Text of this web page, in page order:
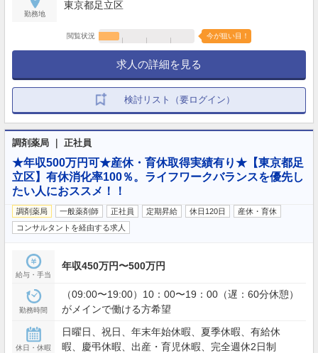
勤務地
東京都足立区
閲覧状況 今が狙い目！
求人の詳細を見る
検討リスト（要ログイン）
調剤薬局 ｜ 正社員
★年収500万円可★産休・育休取得実績有り★【東京都足
立区】有休消化率100％。ライフワークバランスを優先し
たい人におススメ！！
調剤薬局 一般薬剤師 正社員 定期昇給 休日120日
産休・育休
コンサルタントを経由する求人
給与・手当
年収450万円〜500万円
勤務時間
（09:00〜19:00）10：00〜19：00（遅：60分休憩）
がメインで働ける方希望
休日・休暇
日曜日、祝日、年末年始休暇、夏季休暇、有給休
暇、慶弔休暇、出産・育児休暇、完全週休2日制